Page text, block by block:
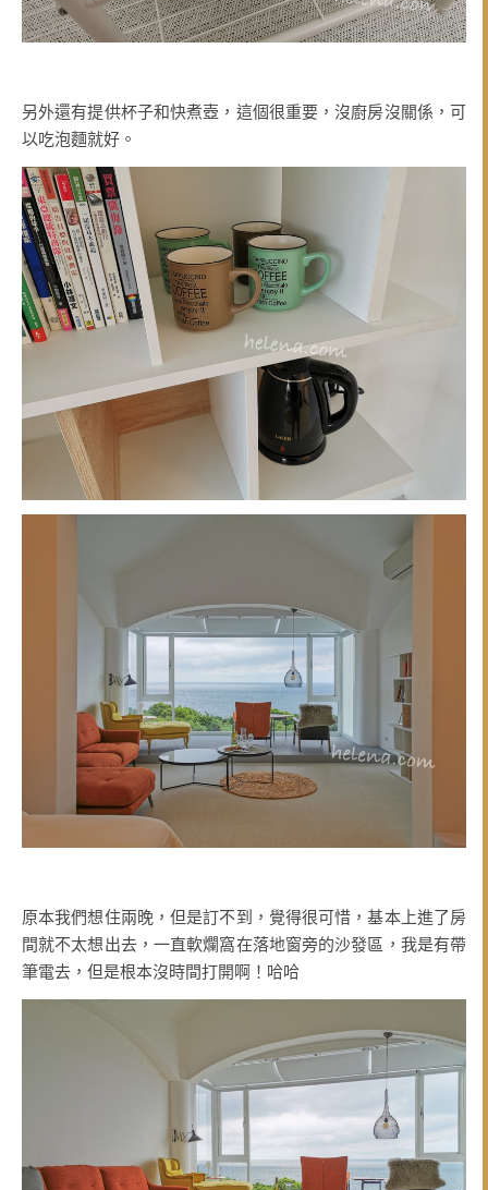
另外還有提供杯子和快煮壺，這個很重要，沒廚房沒關係，可
以吃泡麵就好。
原本我們想住兩晚，但是訂不到，覺得很可惜，基本上進了房
間就不太想出去，一直軟爛窩在落地窗旁的沙發區，我是有帶
筆電去，但是根本沒時間打開啊！哈哈